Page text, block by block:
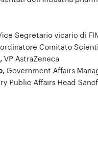
Segretario vicario di
Comitato
VP AstraZeneca
Government Affairs
Public Affairs Head